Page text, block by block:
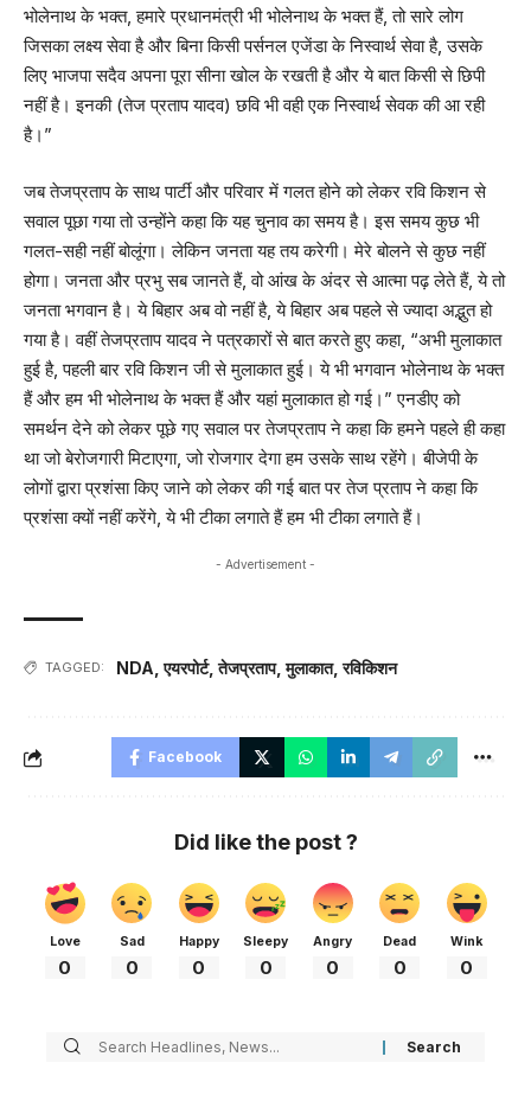
भोलेनाथ के भक्त, हमारे प्रधानमंत्री भी भोलेनाथ के भक्त हैं, तो सारे लोग
जिसका लक्ष्य सेवा है और बिना किसी पर्सनल एजेंडा के निस्वार्थ सेवा है, उसके
लिए भाजपा सदैव अपना पूरा सीना खोल के रखती है और ये बात किसी से छिपी
नहीं है। इनकी (तेज प्रताप यादव) छवि भी वही एक निस्वार्थ सेवक की आ रही
है।”
जब तेजप्रताप के साथ पार्टी और परिवार में गलत होने को लेकर रवि किशन से
सवाल पूछा गया तो उन्होंने कहा कि यह चुनाव का समय है। इस समय कुछ भी
गलत-सही नहीं बोलूंगा। लेकिन जनता यह तय करेगी। मेरे बोलने से कुछ नहीं
होगा। जनता और प्रभु सब जानते हैं, वो आंख के अंदर से आत्मा पढ़ लेते हैं, ये तो
जनता भगवान है। ये बिहार अब वो नहीं है, ये बिहार अब पहले से ज्यादा अद्भुत हो
गया है। वहीं तेजप्रताप यादव ने पत्रकारों से बात करते हुए कहा, “अभी मुलाकात
हुई है, पहली बार रवि किशन जी से मुलाकात हुई। ये भी भगवान भोलेनाथ के भक्त
हैं और हम भी भोलेनाथ के भक्त हैं और यहां मुलाकात हो गई।” एनडीए को
समर्थन देने को लेकर पूछे गए सवाल पर तेजप्रताप ने कहा कि हमने पहले ही कहा
था जो बेरोजगारी मिटाएगा, जो रोजगार देगा हम उसके साथ रहेंगे। बीजेपी के
लोगों द्वारा प्रशंसा किए जाने को लेकर की गई बात पर तेज प्रताप ने कहा कि
प्रशंसा क्यों नहीं करेंगे, ये भी टीका लगाते हैं हम भी टीका लगाते हैं।
- Advertisement -
TAGGED: NDA ,एयरपोर्ट,तेजप्रताप,मुलाकात,रविकिशन
Facebook
Did like the post ?
Love
0
Sad
0
Happy
0
Sleepy
0
Angry
0
Dead
0
Wink
0